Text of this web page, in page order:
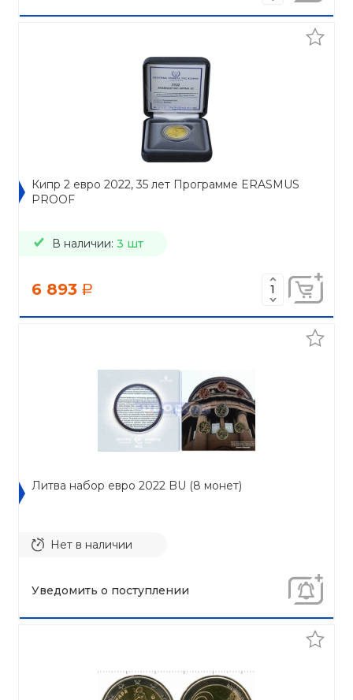
Кипр 2 евро 2022, 35 лет Программе ERASMUS
PROOF
В наличии: 3 шт
6 893 a
Литва набор евро 2022 BU (8 монет)
Нет в наличии
Уведомить о поступлении